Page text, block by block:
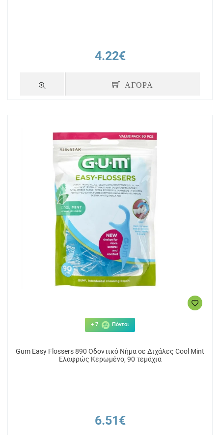
4.22€
ΑΓΟΡΑ
+ 7 Πόντοι
Gum Easy Flossers 890 Οδοντικό Νήμα σε Διχάλες Cool Mint
Ελαφρώς Κερωμένο, 90 τεμάχια
6.51€